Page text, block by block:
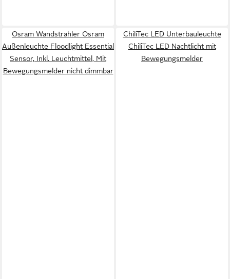
Osram Wandstrahler Osram
Außenleuchte Floodlight Essential
Sensor, Inkl. Leuchtmittel, Mit
Bewegungsmelder nicht dimmbar
ChiliTec LED Unterbauleuchte
ChiliTec LED Nachtlicht mit
Bewegungsmelder